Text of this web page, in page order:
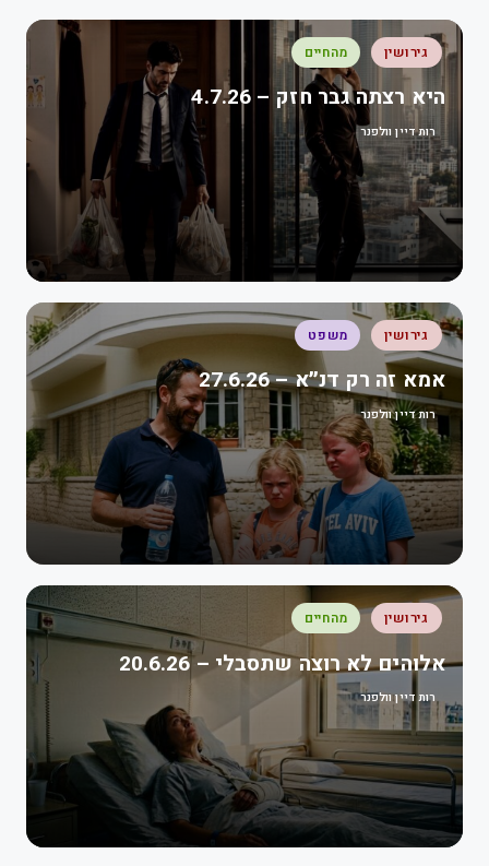
גירושין מהחיים
היא רצתה גבר חזק – 4.7.26
רות דיין וולפנר
גירושין משפט
אמא זה רק דנ״א – 27.6.26
רות דיין וולפנר
גירושין מהחיים
אלוהים לא רוצה שתסבלי – 20.6.26
רות דיין וולפנר